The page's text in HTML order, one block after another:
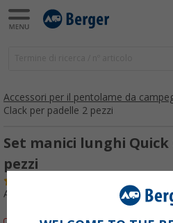
Accessori per il pentolame da
Clack per padelle 2 pezzi
Set manici lunghi
pezzi
Articolo n: 447680